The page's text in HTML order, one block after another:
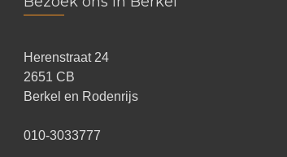
Herenstraat 24
2651 CB
Berkel en Rodenrijs
010-3033777